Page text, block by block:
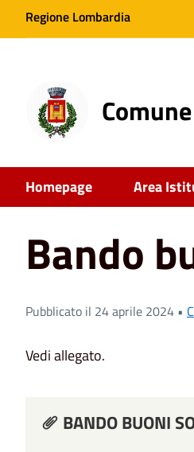
Regione Lombardia
Homepage Area
Home News Comune
Bando
Pubblicato il 24 aprile 2024 •
Vedi allegato.
BANDO BUONI